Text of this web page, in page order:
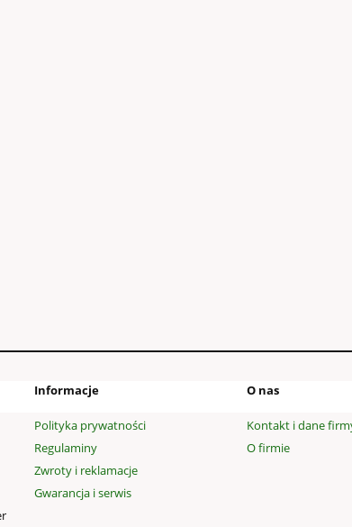
Informacje
Polityka prywatności
Regulaminy
Zwroty i reklamacje
Gwarancja i serwis
O nas
Kontakt i dane
O firmie